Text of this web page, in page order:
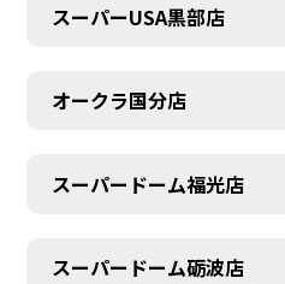
スーパーUSA黒部店
オークラ国分店
スーパードーム福光店
スーパードーム砺波店